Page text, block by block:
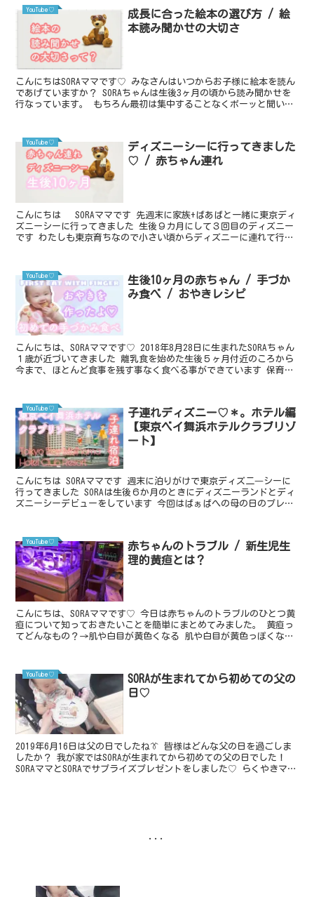
YouTube♡
成長に合った絵本の選び方 / 絵
本読み聞かせの大切さ
こんにちはSORAママです♡ みなさんはいつからお子様に絵本を読ん
であげていますか？ SORAちゃんは生後3ヶ月の頃から読み聞かせを
行なっています。 もちろん最初は集中することなくボーッと聞いて
YouTube♡
ディズニーシーに行ってきました
♡ / 赤ちゃん連れ
こんにちは SORAママです 先週末に家族+ばあばと一緒に東京ディ
ズニーシーに行ってきました 生後９カ月にして３回目のディズニー
です わたしも東京育ちなので小さい頃からディズニーに連れて行っ
YouTube♡
生後10ヶ月の赤ちゃん / 手づか
み食べ / おやきレシピ
こんにちは、SORAママです♡ 2018年8月28日に生まれたSORAちゃん
１歳が近づいてきました 離乳食を始めた生後５ヶ月付近のころから
今まで、ほとんど食事を残す事なく食べる事ができています 保育園
YouTube♡
子連れディズニー♡＊。ホテル編
【東京ベイ舞浜ホテルクラブリゾ
ート】
こんにちは SORAママです 週末に泊りがけで東京ディズ二―シーに
行ってきました SORAは生後６か月のときにディズニーランドとディ
ズニーシーデビューをしています 今回はばぁばへの母の日のプレゼ
YouTube♡
赤ちゃんのトラブル / 新生児生
理的黄疸とは？
こんにちは、SORAママです♡ 今日は赤ちゃんのトラブルのひとつ黄
疸について知っておきたいことを簡単にまとめてみました。 黄疸っ
てどんなもの？→肌や白目が黄色くなる 肌や白目が黄色っぽくなる
YouTube♡
SORAが生まれてから初めての父の
日♡
2019年6月16日は父の日でしたね👔 皆様はどんな父の日を過ごしま
したか？ 我が家ではSORAが生まれてから初めての父の日でした！
SORAママとSORAでサプライズプレゼントをしました♡ らくやきマー